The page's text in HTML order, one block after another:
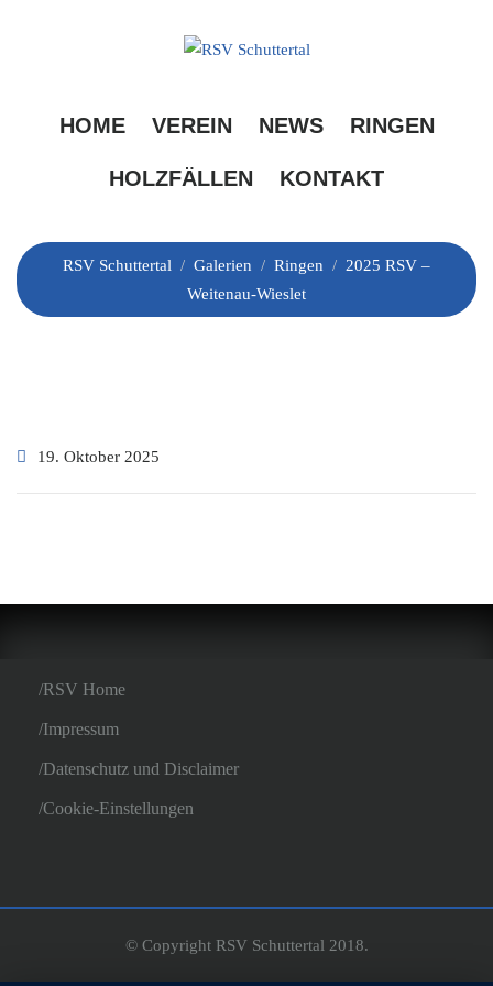
HOME VEREIN NEWS RINGEN
HOLZFÄLLEN KONTAKT
Weitenau-Wieslet
RSV Schuttertal / Galerien / Ringen / 2025 RSV –
Weitenau-Wieslet
19. Oktober 2025
RSV Home
Impressum
Datenschutz und Disclaimer
Cookie-Einstellungen
© Copyright RSV Schuttertal 2018.